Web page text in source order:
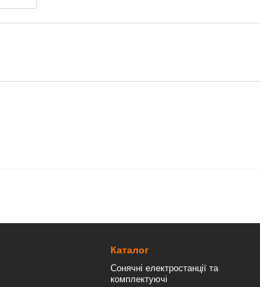
Каталог
Сонячні електростанції та
комплектуючі